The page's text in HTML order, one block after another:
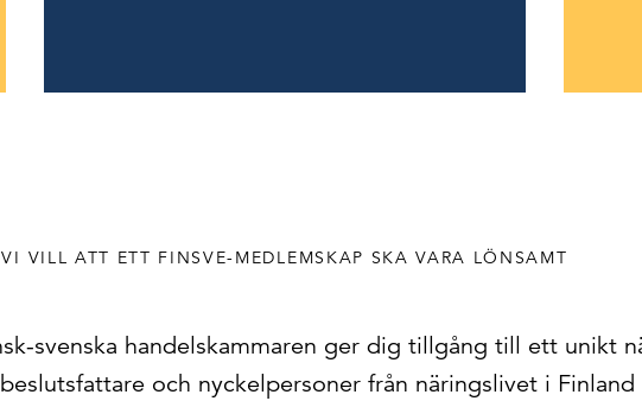
VI VILL ATT ETT FINSVE-MEDLEMSKAP SKA VARA LÖNSAMT
svenska handelskammaren ger dig tillgång till ett unikt
och nyckelpersoner från näringslivet i Finland